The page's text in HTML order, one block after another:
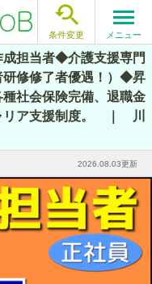

条件変更 メニュー
成担当者◆介護支援専門
研修修了者優遇！）◆昇
社会保険完備、退職金
リア支援制度。 ｜ 川
2026.08.03更新